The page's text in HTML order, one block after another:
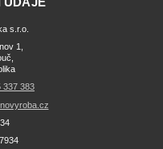
s.r.o.
1,
337 383